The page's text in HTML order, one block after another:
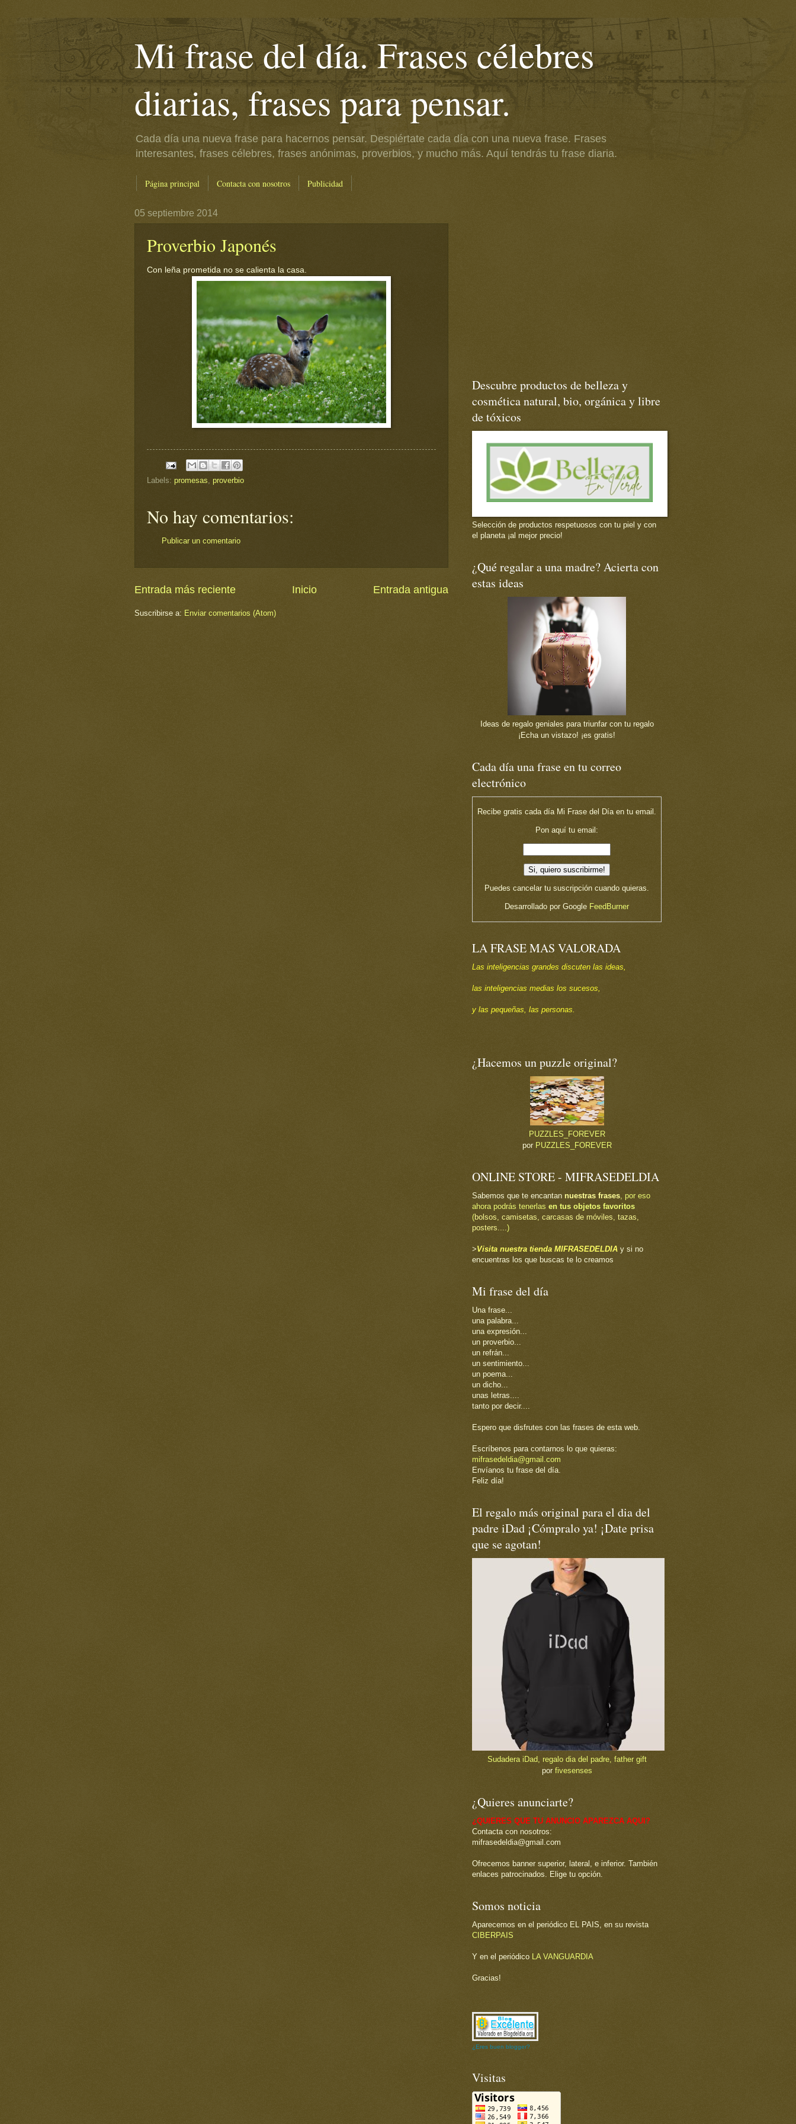
Mi frase del día. Frases célebres
diarias, frases para pensar.
Cada día una nueva frase para hacernos pensar. Despiértate cada día con una nueva frase. Frases
interesantes, frases célebres, frases anónimas, proverbios, y mucho más. Aquí tendrás tu frase diaria.
Página principal Contacta con nosotros Publicidad
05 septiembre 2014
Proverbio Japonés
Con leña prometida no se calienta la casa.
Labels: promesas, proverbio
No hay comentarios:
Publicar un comentario
Entrada más reciente Entrada antigua
Inicio
Suscribirse a: Enviar comentarios (Atom)
Descubre productos de belleza y
cosmética natural, bio, orgánica y libre
de tóxicos
Selección de productos respetuosos con tu piel y con
el planeta ¡al mejor precio!
¿Qué regalar a una madre? Acierta con
estas ideas
Ideas de regalo geniales para triunfar con tu regalo
¡Echa un vistazo! ¡es gratis!
Cada día una frase en tu correo
electrónico
Recibe gratis cada día Mi Frase del Día en tu email.
Pon aquí tu email:
Puedes cancelar tu suscripción cuando quieras.
Desarrollado por Google FeedBurner
LA FRASE MAS VALORADA
Las inteligencias grandes discuten las ideas,
las inteligencias medias los sucesos,
y las pequeñas, las personas.
¿Hacemos un puzzle original?
PUZZLES_FOREVER
por PUZZLES_FOREVER
ONLINE STORE - MIFRASEDELDIA
Sabemos que te encantan nuestras frases, por eso
ahora podrás tenerlas en tus objetos favoritos
(bolsos, camisetas, carcasas de móviles, tazas,
posters....)
>Visita nuestra tienda MIFRASEDELDIA y si no
encuentras los que buscas te lo creamos
Mi frase del día
Una frase...
una palabra...
una expresión...
un proverbio...
un refrán...
un sentimiento...
un poema...
un dicho...
unas letras....
tanto por decir....
Espero que disfrutes con las frases de esta web.
Escríbenos para contarnos lo que quieras:
mifrasedeldia@gmail.com
Envíanos tu frase del día.
Feliz día!
El regalo más original para el dia del
padre iDad ¡Cómpralo ya! ¡Date prisa
que se agotan!
Sudadera iDad, regalo dia del padre, father gift
por fivesenses
¿Quieres anunciarte?
¿QUIERES QUE TU ANUNCIO APAREZCA AQUI?
Contacta con nosotros:
mifrasedeldia@gmail.com
Ofrecemos banner superior, lateral, e inferior. También
enlaces patrocinados. Elige tu opción.
Somos noticia
Aparecemos en el periódico EL PAIS, en su revista
CIBERPAIS
Y en el periódico LA VANGUARDIA
Gracias!
¿Eres buen blogger?
Visitas